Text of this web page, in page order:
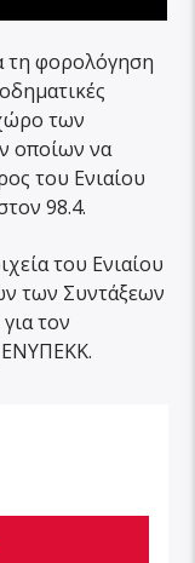
τη φορολόγηση
των
οποίων να
του Ενιαίου
98.4.
του Ενιαίου
των Συντάξεων
τον
ΕΝΥΠΕΚΚ.